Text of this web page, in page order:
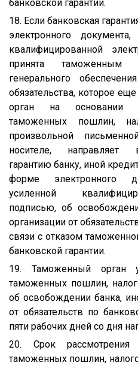
банковской гарантии.
18. Если банковская
электронного
квалифицированной
принята
генерального
обязательства, которое
орган на основании
таможенных пошлин,
произвольной
носителе,
гарантию банку, иной
форме электронного
усиленной
подписью, об
организации от
связи с отказом
банковской гарантии.
19. Таможенный орган
таможенных пошлин,
об освобождении банка,
от обязательств по
пяти рабочих дней со дня
20. Срок рассмотрения
таможенных пошлин,